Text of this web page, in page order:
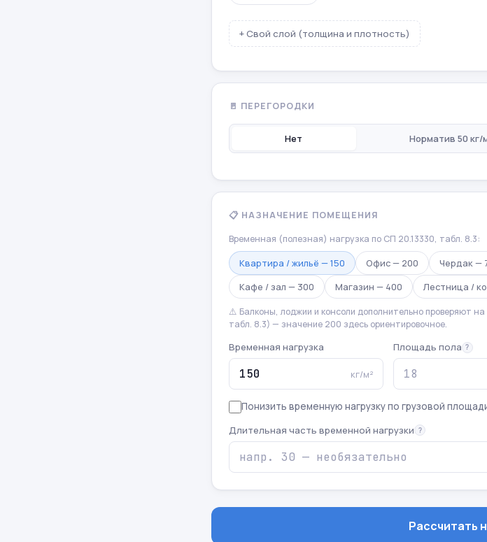
+ Свой слой (толщина и плотность)
🚪 ПЕРЕГОРОДКИ
Нет Норматив 50 кг/
📋 НАЗНАЧЕНИЕ ПОМЕЩЕНИЯ
Временная (полезная) нагрузка по СП 20.13330, табл. 8.3:
Квартира / жильё — 150 Офис — 200 Чердак —
Кафе / зал — 300
Магазин — 400 Лестница /
⚠️ Балконы, лоджии и консоли дополнительно проверяют
табл. 8.3) — значение 200 здесь ориентировочное.
Временная нагрузка
кг/м²
Площадь пола ?
Понизить временную нагрузку по грузовой
Длительная часть временной нагрузки ?
Рассчитать